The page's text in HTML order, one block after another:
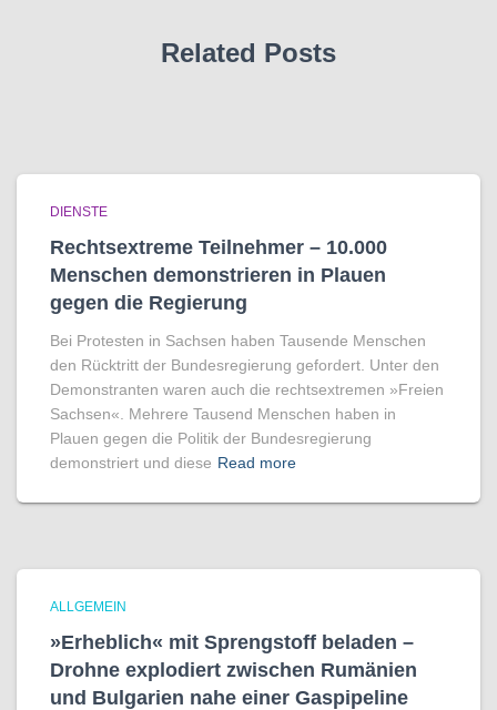
Related Posts
DIENSTE
Rechtsextreme Teilnehmer – 10.000
Menschen demonstrieren in Plauen
gegen die Regierung
Bei Protesten in Sachsen haben Tausende Menschen
den Rücktritt der Bundesregierung gefordert. Unter den
Demonstranten waren auch die rechtsextremen »Freien
Sachsen«. Mehrere Tausend Menschen haben in
Plauen gegen die Politik der Bundesregierung
demonstriert und diese Read more
ALLGEMEIN
»Erheblich« mit Sprengstoff beladen –
Drohne explodiert zwischen Rumänien
und Bulgarien nahe einer Gaspipeline